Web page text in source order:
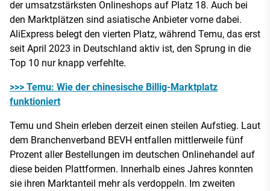
der umsatzstärksten Onlineshops auf Platz 18. Auch bei
den Marktplätzen sind asiatische Anbieter vorne dabei.
AliExpress belegt den vierten Platz, während Temu, das erst
seit April 2023 in Deutschland aktiv ist, den Sprung in die
Top 10 nur knapp verfehlte.
>>> Temu: Wie der chinesische Billig-Marktplatz
funktioniert
Temu und Shein erleben derzeit einen steilen Aufstieg. Laut
dem Branchenverband BEVH entfallen mittlerweile fünf
Prozent aller Bestellungen im deutschen Onlinehandel auf
diese beiden Plattformen. Innerhalb eines Jahres konnten
sie ihren Marktanteil mehr als verdoppeln. Im zweiten